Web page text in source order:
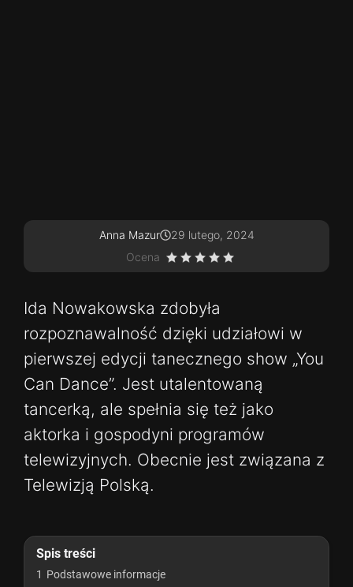
Anna Mazur
29 lutego, 2024
Ocena
Ida Nowakowska zdobyła
rozpoznawalność dzięki udziałowi w
pierwszej edycji tanecznego show „You
Can Dance”. Jest utalentowaną
tancerką, ale spełnia się też jako
aktorka i gospodyni programów
telewizyjnych. Obecnie jest związana z
Telewizją Polską.
Spis treści
1 Podstawowe informacje